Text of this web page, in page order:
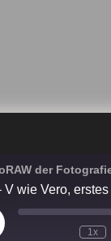
der
V wie Vero,
1x